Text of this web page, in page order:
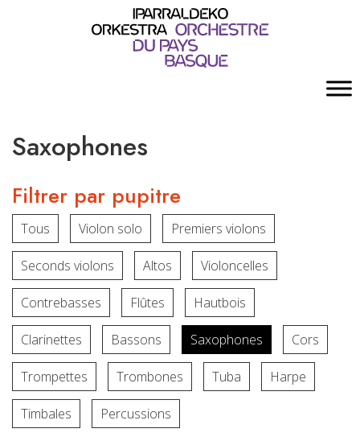
Saxophones
Filtrer par pupitre
Tous Violon solo Premiers violons
Seconds violons Altos Violoncelles
Contrebasses Flûtes Hautbois
Clarinettes Bassons Saxophones Cors
Trompettes Trombones Tuba Harpe
Timbales Percussions